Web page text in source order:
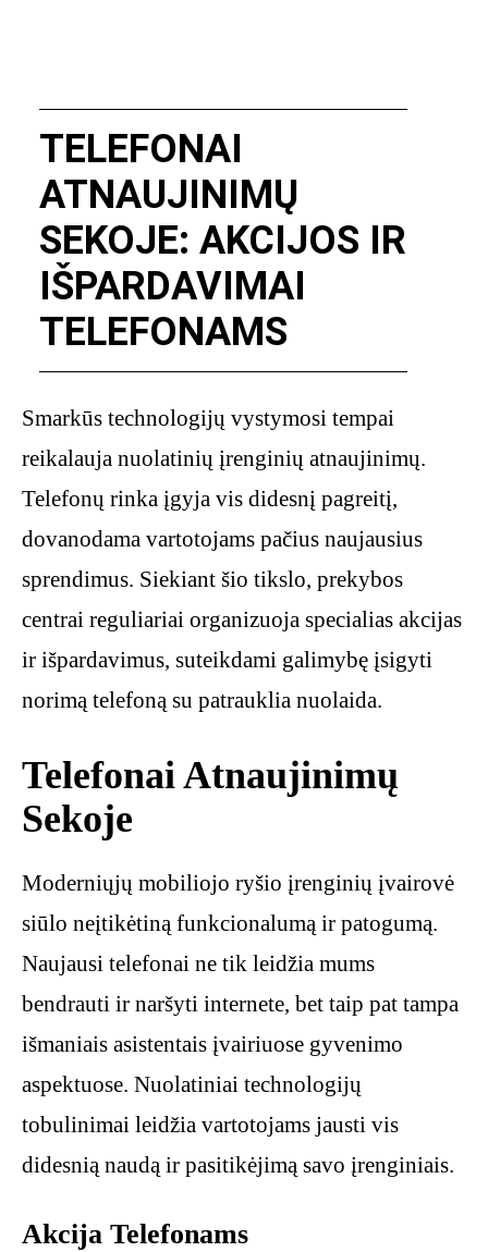
TELEFONAI
ATNAUJINIMŲ
SEKOJE: AKCIJOS IR
IŠPARDAVIMAI
TELEFONAMS
Smarkūs technologijų vystymosi tempai
reikalauja nuolatinių įrenginių atnaujinimų.
Telefonų rinka įgyja vis didesnį pagreitį,
dovanodama vartotojams pačius naujausius
sprendimus. Siekiant šio tikslo, prekybos
centrai reguliariai organizuoja specialias akcijas
ir išpardavimus, suteikdami galimybę įsigyti
norimą telefoną su patrauklia nuolaida.
Telefonai Atnaujinimų
Sekoje
Moderniųjų mobiliojo ryšio įrenginių įvairovė
siūlo neįtikėtiną funkcionalumą ir patogumą.
Naujausi telefonai ne tik leidžia mums
bendrauti ir naršyti internete, bet taip pat tampa
išmaniais asistentais įvairiuose gyvenimo
aspektuose. Nuolatiniai technologijų
tobulinimai leidžia vartotojams jausti vis
didesnią naudą ir pasitikėjimą savo įrenginiais.
Akcija Telefonams